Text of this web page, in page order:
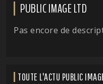
PUBLIC IMAGE LTD
Pas encore de
TOUTE L'ACTU PUBLIC